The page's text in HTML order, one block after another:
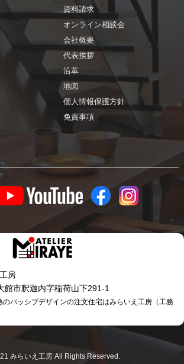
資料請求
オンライン相談会
会社概要
代表挨拶
沿革
地図
個人情報保護方針
免責事項
房
館市釈迦内字稲荷山下291-1
パッシブデザインの注文住宅はみらいえ工房（工務
みらいえ工房 All Rights Reserved.